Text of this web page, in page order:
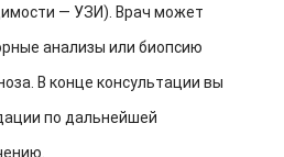
— УЗИ). Врач может
анализы или биопсию
В конце консультации вы
по дальнейшей